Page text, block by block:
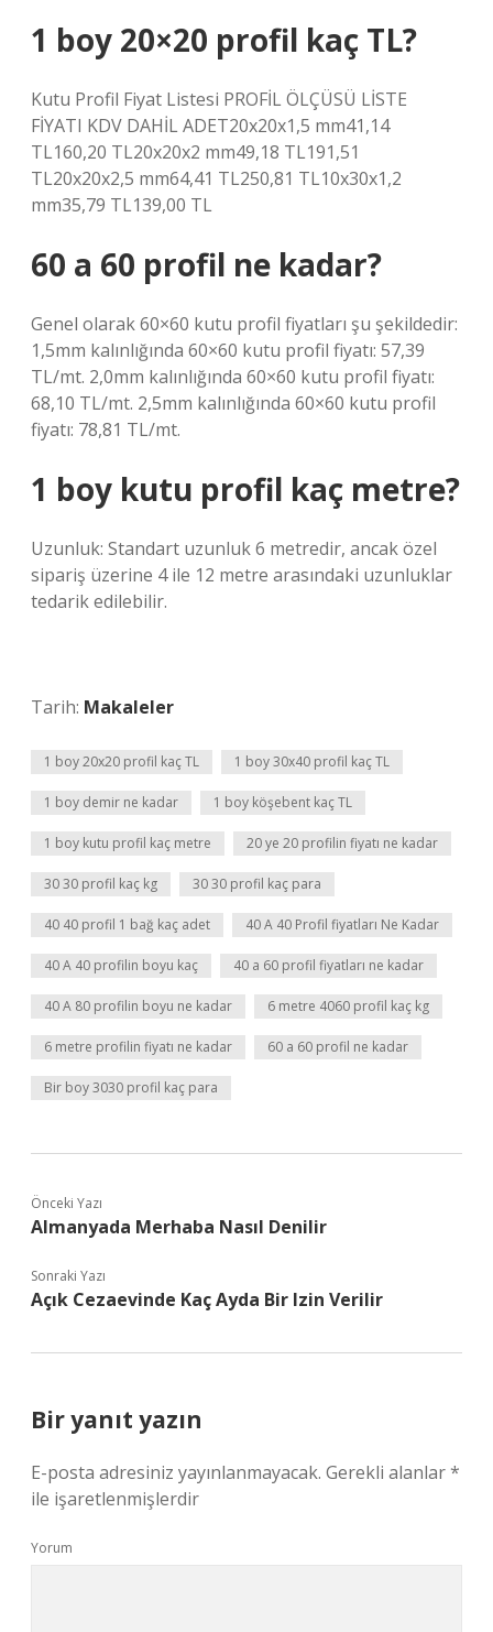
1 boy 20×20 profil kaç TL?
Kutu Profil Fiyat Listesi PROFİL ÖLÇÜSÜ LİSTE
FİYATI KDV DAHİL ADET20x20x1,5 mm41,14
TL160,20 TL20x20x2 mm49,18 TL191,51
TL20x20x2,5 mm64,41 TL250,81 TL10x30x1,2
mm35,79 TL139,00 TL
60 a 60 profil ne kadar?
Genel olarak 60×60 kutu profil fiyatları şu şekildedir:
1,5mm kalınlığında 60×60 kutu profil fiyatı: 57,39
TL/mt. 2,0mm kalınlığında 60×60 kutu profil fiyatı:
68,10 TL/mt. 2,5mm kalınlığında 60×60 kutu profil
fiyatı: 78,81 TL/mt.
1 boy kutu profil kaç metre?
Uzunluk: Standart uzunluk 6 metredir, ancak özel
sipariş üzerine 4 ile 12 metre arasındaki uzunluklar
tedarik edilebilir.
Tarih: Makaleler
1 boy 20x20 profil kaç TL 1 boy 30x40 profil kaç TL
1 boy demir ne kadar 1 boy köşebent kaç TL
1 boy kutu profil kaç metre 20 ye 20 profilin fiyatı ne kadar
30 30 profil kaç kg 30 30 profil kaç para
40 40 profil 1 bağ kaç adet 40 A 40 Profil fiyatları Ne Kadar
40 A 40 profilin boyu kaç 40 a 60 profil fiyatları ne kadar
40 A 80 profilin boyu ne kadar 6 metre 4060 profil kaç kg
6 metre profilin fiyatı ne kadar 60 a 60 profil ne kadar
Bir boy 3030 profil kaç para
Önceki Yazı
Almanyada Merhaba Nasıl Denilir
Sonraki Yazı
Açık Cezaevinde Kaç Ayda Bir Izin Verilir
Bir yanıt yazın
E-posta adresiniz yayınlanmayacak. Gerekli alanlar*
ile işaretlenmişlerdir
Yorum